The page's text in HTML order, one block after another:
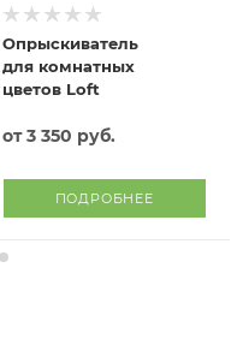
Опрыскиватель
для комнатных
цветов Loft
от3 350 руб.
ПОДРОБНЕЕ